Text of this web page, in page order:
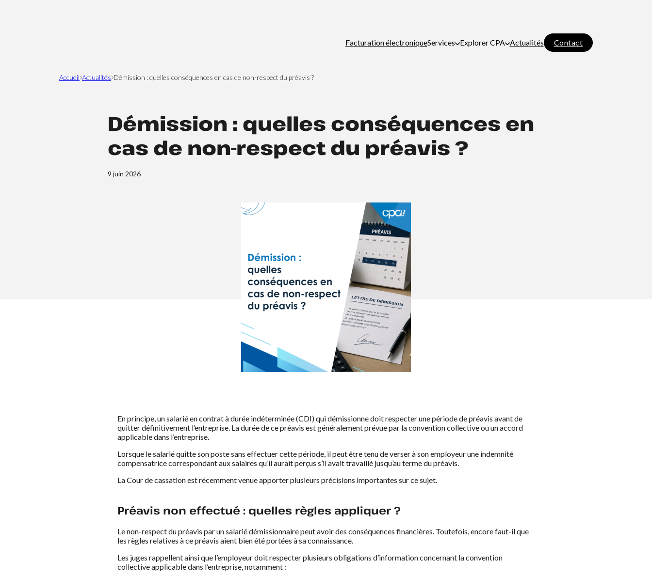
Facturation électroniqueServices Explorer CPA Actualités Contact
Accueil Actualités Démission : quelles conséquences en cas de non-respect du préavis ?
Démission : quelles conséquences en
cas de non-respect du préavis ?
9 juin 2026
En principe, un salarié en contrat à durée indéterminée (CDI) qui démissionne doit respecter une période de préavis avant de
quitter définitivement l’entreprise. La durée de ce préavis est généralement prévue par la convention collective ou un accord
applicable dans l’entreprise.
Lorsque le salarié quitte son poste sans effectuer cette période, il peut être tenu de verser à son employeur une indemnité
compensatrice correspondant aux salaires qu’il aurait perçus s’il avait travaillé jusqu’au terme du préavis.
La Cour de cassation est récemment venue apporter plusieurs précisions importantes sur ce sujet.
Préavis non effectué : quelles règles appliquer ?
Le non-respect du préavis par un salarié démissionnaire peut avoir des conséquences financières. Toutefois, encore faut-il que
les règles relatives à ce préavis aient bien été portées à sa connaissance.
Les juges rappellent ainsi que l’employeur doit respecter plusieurs obligations d’information concernant la convention
collective applicable dans l’entreprise, notamment :